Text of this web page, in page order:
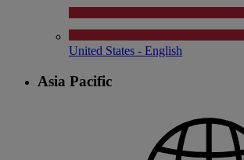
United States - English
Asia Pacific